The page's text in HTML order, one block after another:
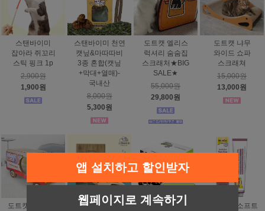
스탠바이미
잡아라 쥐꼬리
스틱 핑크 1p
2,900원
1,900원
스탠바이미 천연
캣닢&마따따비
3종 혼합(캣닢
+막대+열매)-
국내산
8,000원
5,300원
도트캣 엘리스
럭셔리 숨숨집
스크래처★BIG
SALE★
55,000원
29,800원
도트캣 냐무
와이드 쇼파
스크래쳐
15,000원
13,000원
도트캣 스크래처
스탠바이미
태비토퍼
짐펫 몰트소프트
앱 설치하고 할인받자
웹페이지로 계속하기